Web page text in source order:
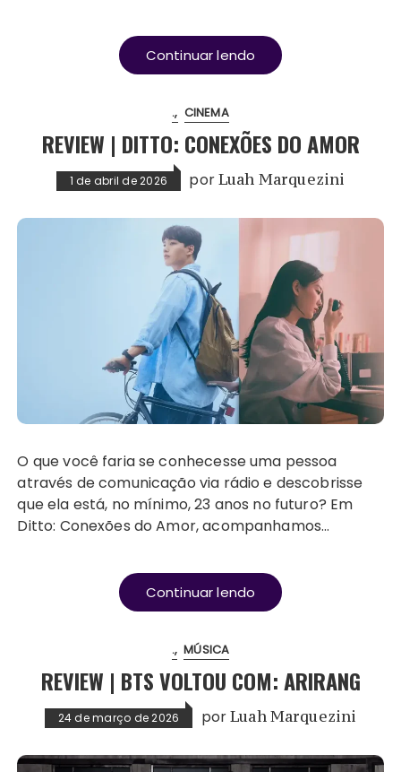
Continuar lendo
. CINEMA
REVIEW | DITTO: CONEXÕES DO AMOR
1 de abril de 2026 porLuah Marquezini
O que você faria se conhecesse uma pessoa
através de comunicação via rádio e descobrisse
que ela está, no mínimo, 23 anos no futuro? Em
Ditto: Conexões do Amor, acompanhamos…
Continuar lendo
. MÚSICA
REVIEW | BTS VOLTOU COM: ARIRANG
24 de março de 2026 porLuah Marquezini